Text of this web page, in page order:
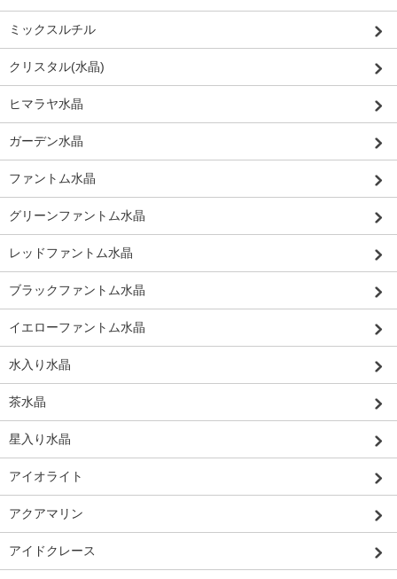
ミックスルチル
クリスタル(水晶)
ヒマラヤ水晶
ガーデン水晶
ファントム水晶
グリーンファントム水晶
レッドファントム水晶
ブラックファントム水晶
イエローファントム水晶
水入り水晶
茶水晶
星入り水晶
アイオライト
アクアマリン
アイドクレース